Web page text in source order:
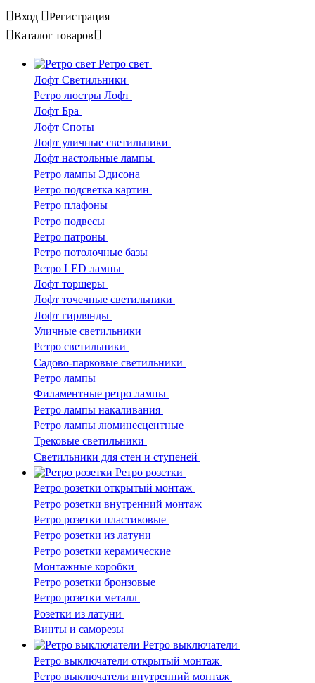
Вход
Регистрация
Каталог товаров
Ретро свет
Лофт Светильники
Ретро люстры Лофт
Лофт Бра
Лофт Споты
Лофт уличные светильники
Лофт настольные лампы
Ретро лампы Эдисона
Ретро подсветка картин
Ретро плафоны
Ретро подвесы
Ретро патроны
Ретро потолочные базы
Ретро LED лампы
Лофт торшеры
Лофт точечные светильники
Лофт гирлянды
Уличные светильники
Ретро светильники
Садово-парковые светильники
Ретро лампы
Филаментные ретро лампы
Ретро лампы накаливания
Ретро лампы люминесцентные
Трековые светильники
Светильники для стен и ступеней
Ретро розетки
Ретро розетки открытый монтаж
Ретро розетки внутренний монтаж
Ретро розетки пластиковые
Ретро розетки из латуни
Ретро розетки керамические
Монтажные коробки
Ретро розетки бронзовые
Ретро розетки металл
Розетки из латуни
Винты и саморезы
Ретро выключатели
Ретро выключатели открытый монтаж
Ретро выключатели внутренний монтаж